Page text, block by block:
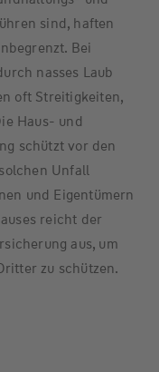
sind, haften
Bei
nasses Laub
oft Streitigkeiten,
Haus- und
schützt vor den
Unfall
und Eigentümern
reicht der
aus, um
zu schützen.